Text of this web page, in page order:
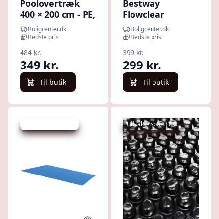
Poolovertræk
400 × 200 cm - PE,
sortBoligcenter.dk
Bedste pris
484 kr.
349 kr.
Til butik
Bestway
Flowclear
poolovertræk
488 cm -
Boligcenter.dk
Bedste pris
399 kr.
299 kr.
Til butik
Udsalg - spar 31 %